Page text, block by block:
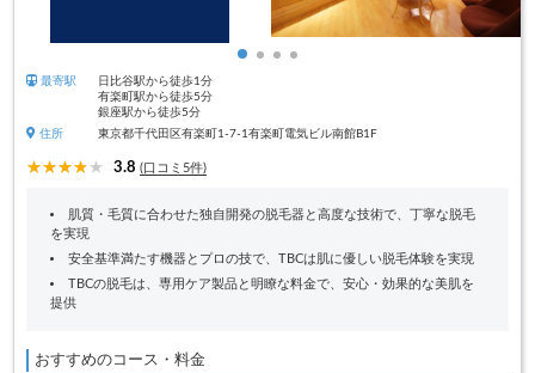
最寄駅
日比谷駅から徒歩1分
有楽町駅から徒歩5分
銀座駅から徒歩5分
住所
東京都千代田区有楽町1-7-1有楽町電気ビル南館B1F
3.8 (口コミ5件)
肌質・毛質に合わせた独自開発の脱毛器と高度な技術で、丁寧な脱毛
を実現
安全基準満たす機器とプロの技で、TBCは肌に優しい脱毛体験を実現
TBCの脱毛は、専用ケア製品と明瞭な料金で、安心・効果的な美肌を
提供
おすすめのコース・料金